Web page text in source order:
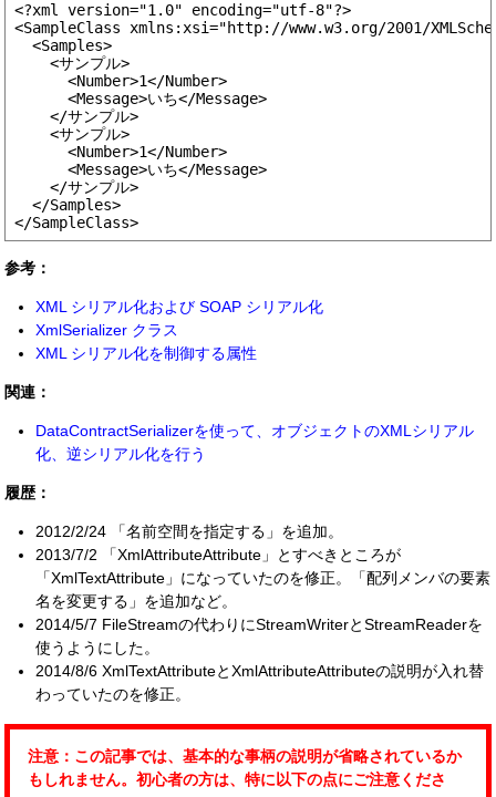
<?xml version="1.0" encoding="utf-8"?>
<SampleClass xmlns:xsi="http://www.w3.org/2001/
  <Samples>
    <サンプル>
      <Number>1</Number>
      <Message>いち</Message>
    </サンプル>
    <サンプル>
      <Number>1</Number>
      <Message>いち</Message>
    </サンプル>
  </Samples>
参考：
XML シリアル化および SOAP シリアル化
XmlSerializer クラス
XML シリアル化を制御する属性
関連：
DataContractSerializerを使って、オブジェクトのXMLシリアル
化、逆シリアル化を行う
履歴：
2012/2/24 「名前空間を指定する」を追加。
2013/7/2 「XmlAttributeAttribute」とすべきところが
「XmlTextAttribute」になっていたのを修正。「配列メンバの要素
名を変更する」を追加など。
2014/5/7 FileStreamの代わりにStreamWriterとStreamReaderを
使うようにした。
2014/8/6 XmlTextAttributeとXmlAttributeAttributeの説明が入れ替
わっていたのを修正。
注意：この記事では、基本的な事柄の説明が省略されているか
もしれません。初心者の方は、特に以下の点にご注意くださ